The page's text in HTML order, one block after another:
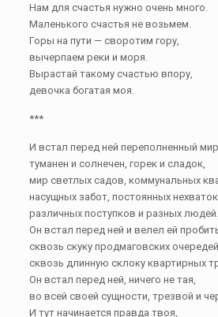
Нам для счастья нужно очень много.
Маленького счастья не возьмем.
Горы на пути — своротим гору,
вычерпаем реки и моря.
Вырастай такому счастью впору,
девочка богатая моя.
***
И встал перед ней переполненный
туманен и солнечен, горек и сладок,
мир светлых садов, коммунальных
насущных забот, постоянных
различных поступков и разных людей.
Он встал перед ней и велел ей
сквозь скуку продмаговских
сквозь длинную склоку квартирных
Он встал перед ней, ничего не тая,
во всей своей сущности, трезвой и
И тут начинается правда твоя,